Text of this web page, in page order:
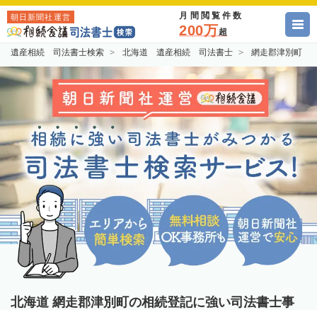
朝日新聞社運営 月間閲覧件数
200万超
遺産相続 司法書士検索 北海道 遺産相続 司法書士 網走郡津別町
北海道 網走郡津別町の相続登記に強い司法書士事